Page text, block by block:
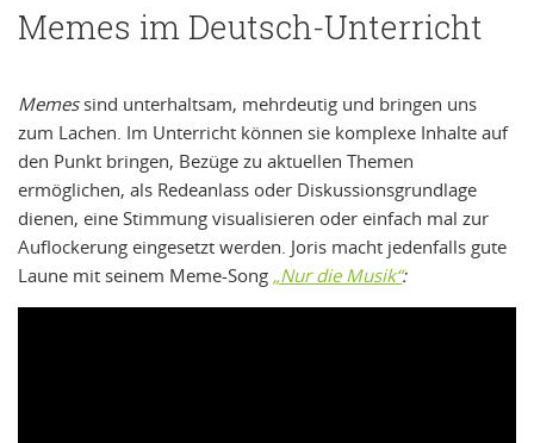
Memes im Deutsch-Unterricht
Memes sind unterhaltsam, mehrdeutig und bringen uns
zum Lachen. Im Unterricht können sie komplexe Inhalte auf
den Punkt bringen, Bezüge zu aktuellen Themen
ermöglichen, als Redeanlass oder Diskussionsgrundlage
dienen, eine Stimmung visualisieren oder einfach mal zur
Auflockerung eingesetzt werden. Joris macht jedenfalls gute
Laune mit seinem Meme-Song „Nur die Musik“: